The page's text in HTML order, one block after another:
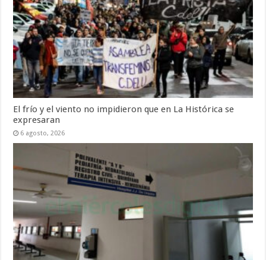
El frío y el viento no impidieron que en La Histórica se
expresaran
6 agosto, 2026